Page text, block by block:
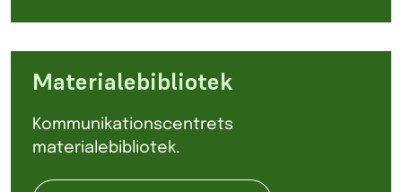
Materialebibliotek
Kommunikationscentrets
materialebibliotek.